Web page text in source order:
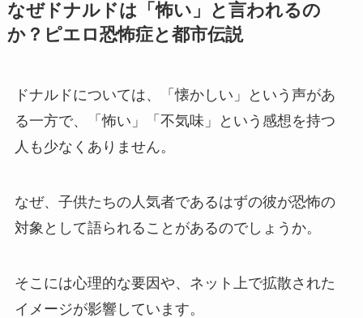
なぜドナルドは「怖い」と言われるの
か？ピエロ恐怖症と都市伝説
ドナルドについては、「懐かしい」という声があ
る一方で、「怖い」「不気味」という感想を持つ
人も少なくありません。
なぜ、子供たちの人気者であるはずの彼が恐怖の
対象として語られることがあるのでしょうか。
そこには心理的な要因や、ネット上で拡散された
イメージが影響しています。